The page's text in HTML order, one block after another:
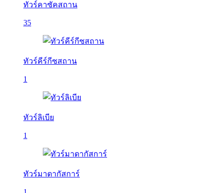
ทัวร์คาซัคสถาน
35
ทัวร์คีร์กีซสถาน
1
ทัวร์ลิเบีย
1
ทัวร์มาดากัสการ์